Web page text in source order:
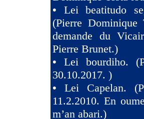
• Lei beatitudo
(Pierre
demande du
Pierre Brunet.)
• Lei bourdiho.
30.10.2017. )
• Lei Capelan.
11.2.2010. En
m’an abari.)